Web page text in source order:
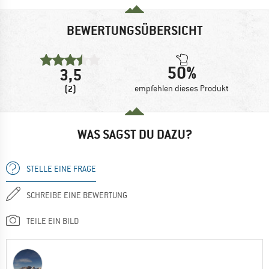
BEWERTUNGSÜBERSICHT
3,5
(2)
50%
empfehlen dieses Produkt
WAS SAGST DU DAZU?
STELLE EINE FRAGE
SCHREIBE EINE BEWERTUNG
TEILE EIN BILD